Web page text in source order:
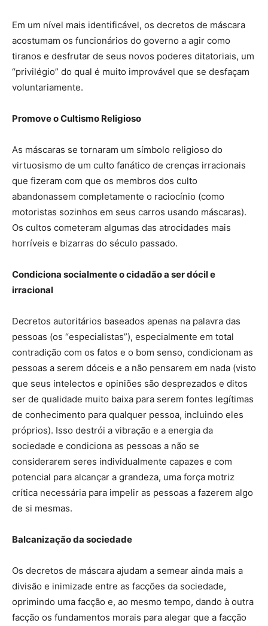
Em um nível mais identificável, os decretos de máscara
acostumam os funcionários do governo a agir como
tiranos e desfrutar de seus novos poderes ditatoriais, um
“privilégio” do qual é muito improvável que se desfaçam
voluntariamente.
Promove o Cultismo Religioso
As máscaras se tornaram um símbolo religioso do
virtuosismo de um culto fanático de crenças irracionais
que fizeram com que os membros dos culto
abandonassem completamente o raciocínio (como
motoristas sozinhos em seus carros usando máscaras).
Os cultos cometeram algumas das atrocidades mais
horríveis e bizarras do século passado.
Condiciona socialmente o cidadão a ser dócil e
irracional
Decretos autoritários baseados apenas na palavra das
pessoas (os “especialistas”), especialmente em total
contradição com os fatos e o bom senso, condicionam as
pessoas a serem dóceis e a não pensarem em nada (visto
que seus intelectos e opiniões são desprezados e ditos
ser de qualidade muito baixa para serem fontes legítimas
de conhecimento para qualquer pessoa, incluindo eles
próprios). Isso destrói a vibração e a energia da
sociedade e condiciona as pessoas a não se
considerarem seres individualmente capazes e com
potencial para alcançar a grandeza, uma força motriz
crítica necessária para impelir as pessoas a fazerem algo
de si mesmas.
Balcanização da sociedade
Os decretos de máscara ajudam a semear ainda mais a
divisão e inimizade entre as facções da sociedade,
oprimindo uma facção e, ao mesmo tempo, dando à outra
facção os fundamentos morais para alegar que a facção